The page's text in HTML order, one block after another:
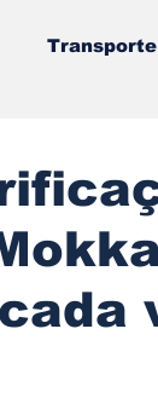
Transporte